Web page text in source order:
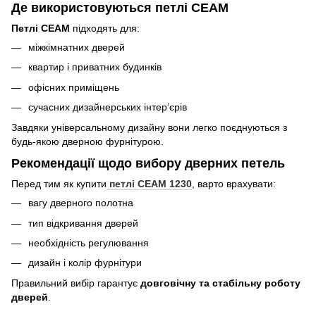
Де використовуються петлі CEAM
Петлі CEAM підходять для:
міжкімнатних дверей
квартир і приватних будинків
офісних приміщень
сучасних дизайнерських інтер’єрів
Завдяки універсальному дизайну вони легко поєднуються з
будь-якою дверною фурнітурою.
Рекомендації щодо вибору дверних петель
Перед тим як купити петлі CEAM 1230 , варто врахувати:
вагу дверного полотна
тип відкривання дверей
необхідність регулювання
дизайн і колір фурнітури
Правильний вибір гарантує довговічну та стабільну роботу
дверей